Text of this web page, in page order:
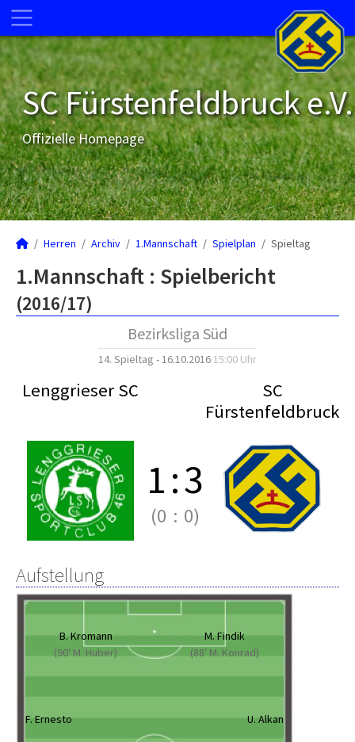
SC Fürstenfeldbruck e.V.
Offizielle Homepage
Herren Archiv 1.Mannschaft Spielplan Spieltag
1.Mannschaft : Spielbericht
(2016/17)
Bezirksliga Süd
14. Spieltag - 16.10.2016 15:00 Uhr
Lenggrieser SC
SC
Fürstenfeldbruck
1:3
(0 : 0)
Aufstellung
B. Kromann
(90' M. Huber)
M. Findik
(88' M. Konrad)
F. Ernesto U. Alkan